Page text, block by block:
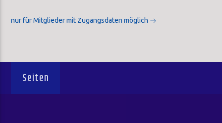
nur für Mitglieder mit Zugangsdaten möglich
Seiten